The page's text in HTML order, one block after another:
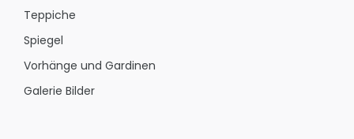
Teppiche
Spiegel
Vorhänge und Gardinen
Galerie Bilder